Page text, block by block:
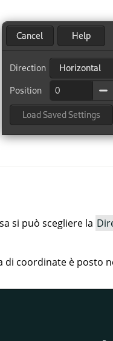
si può scegliere la
di coordinate è posto